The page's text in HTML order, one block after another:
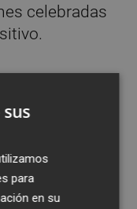
celebradas
para
en su